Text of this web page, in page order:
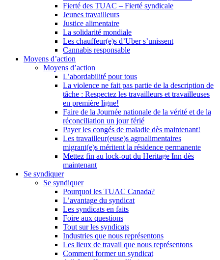
Fierté des TUAC – Fierté syndicale
Jeunes travailleurs
Justice alimentaire
La solidarité mondiale
Les chauffeur(e)s d’Uber s’unissent
Cannabis responsable
Moyens d’action
Moyens d’action
L’abordabilité pour tous
La violence ne fait pas partie de la description de
tâche : Respectez les travailleurs et travailleuses
en première ligne!
Faire de la Journée nationale de la vérité et de la
réconciliation un jour férié
Payer les congés de maladie dès maintenant!
Les travailleur(euse)s agroalimentaires
migrant(e)s méritent la résidence permanente
Mettez fin au lock-out du Heritage Inn dès
maintenant
Se syndiquer
Se syndiquer
Pourquoi les TUAC Canada?
L’avantage du syndicat
Les syndicats en faits
Foire aux questions
Tout sur les syndicats
Industries que nous représentons
Les lieux de travail que nous représentons
Comment former un syndicat